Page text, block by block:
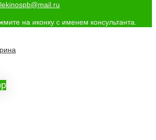
на иконку с именем консультанта.